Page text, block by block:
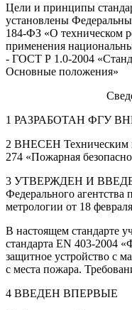
Цели и принципы
установлены
184-ФЗ «О техническом
применения
- ГОСТ Р 1.0-2004
Основные положения»
1 РАЗРАБОТАН ФГУ
2 ВНЕСЕН Техническим
274 «Пожарная
3 УТВЕРЖДЕН И
Федерального агентства
метрологии от 18
В настоящем стандарте
стандарта EN 403-2004
защитное устройство с
с места пожара.
4 ВВЕДЕН ВПЕРВЫЕ